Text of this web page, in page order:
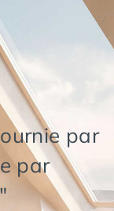
par
par